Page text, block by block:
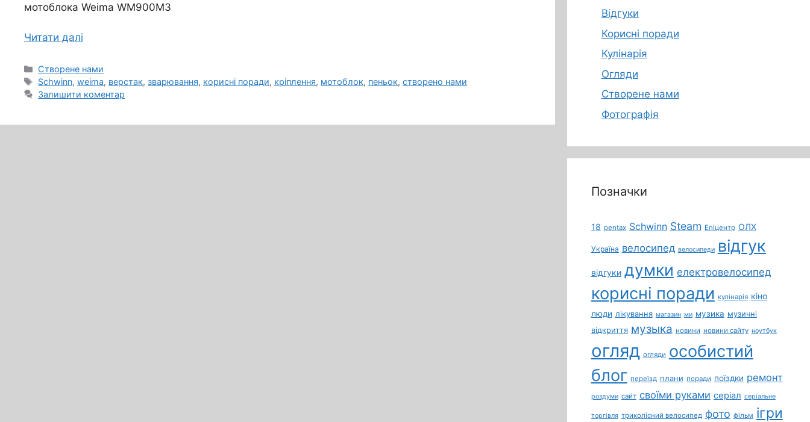
мотоблока Weima WM900M3
Читати далі
Категорії
Створене нами
Позначки
Schwinn,weima, верстак,зварювання, корисні поради, кріплення, мотоблок, пеньок,створено нами
Залишити коментар
Відгуки
Корисні поради
Кулінарія
Огляди
Створене нами
Фотографія
Позначки
18 pentax Schwinn Steam Епіцентр ОЛХ
Україна велосипед велосипеди відгук
відгуки думки електровелосипед
корисні поради кулінарія кіно
люди лікування магазин ми музика музичні
відкриття музыка новини новини сайту ноутбук
огляд огляди особистий
блог переїзд плани поради поїздки ремонт
роздуми сайт своїми руками серіал серіальне
торгівля триколісний велосипед фото фільм ігри